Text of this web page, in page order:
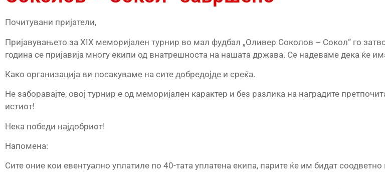
Почитувани пријатели,
Пријавувањето за XIX меморијален турнир во мал фудбал „Оливер Соколов – Сокол“ го
година се пријавија многу екипи од внатрешноста на нашата држава. Се надеваме дека ќе
Како организација ви посакуваме на сите добредојде и среќа.
Не заборавајте, овој турнир е од меморијален карактер и без разлика на наградите
истиот!
Нека победи најдобриот!
Напомена:
Сите оние кои евентуално уплатиле по 40-тата уплатена екипа, парите ќе им бидат